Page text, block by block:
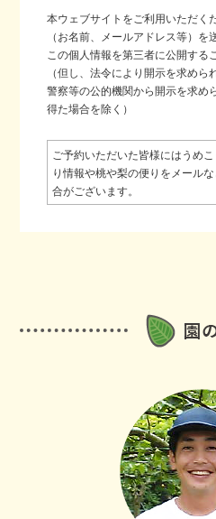
本ウェブサイトをご利用いただく
（お名前、メールアドレス等）を
この個人情報を第三者に公開する
（但し、法令により開示を求めら
警察等の公的機関から開示を求め
得た場合を除く）
ご予約いただいた皆様にはうめ
り情報や桃や梨の便りをメール
合がございます。